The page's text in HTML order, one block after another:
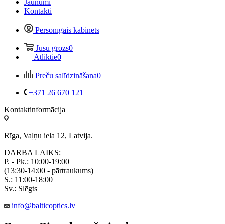
Jaunumi
Kontakti
Personīgais kabinets
Jūsu grozs0
Atliktie0
Preču salīdzināšana0
+371 26 670 121
Kontaktinformācija
Rīga, Vaļņu iela 12, Latvija.
DARBA LAIKS:
P. - Pk.: 10:00-19:00
(13:30-14:00 - pārtraukums)
S.: 11:00-18:00
Sv.: Slēgts
info@balticoptics.lv